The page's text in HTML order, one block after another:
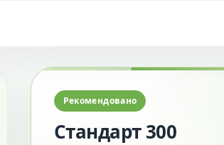
Рекомендовано
Стандарт 300